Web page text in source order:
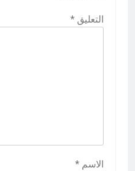
التعليق *
الاسم *